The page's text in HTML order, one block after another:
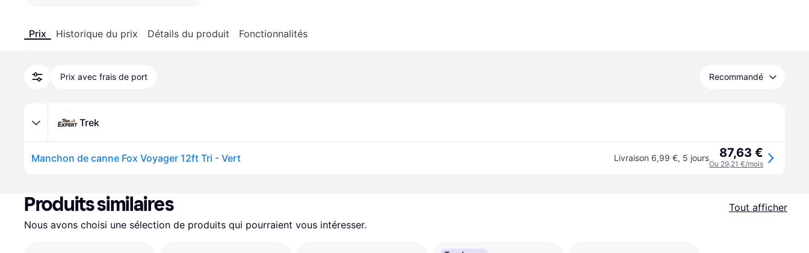
Prix Historique du prix Détails du produit Fonctionnalités
Prix avec frais de port Recommandé
Trek
Manchon de canne Fox Voyager 12ft Tri - Vert Livraison 6,99 €, 5 jours 87,63 €
Ou 29,21 €/mois
Produits similaires
Tout afficher
Nous avons choisi une sélection de produits qui pourraient vous intéresser.